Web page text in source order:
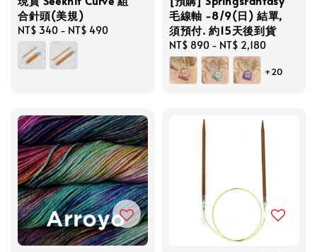
合針頭(美規)
Regular
price
NT$ 340 - NT$ 490
毛線軸 -8/9(日) 結單,
須預付. 約15天後到貨
Regular
price
NT$ 890 - NT$ 2,180
+20